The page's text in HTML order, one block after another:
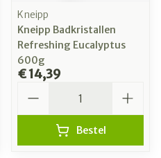
Kneipp
Kneipp Badkristallen
Refreshing Eucalyptus
600g
€ 14,39
Bestel